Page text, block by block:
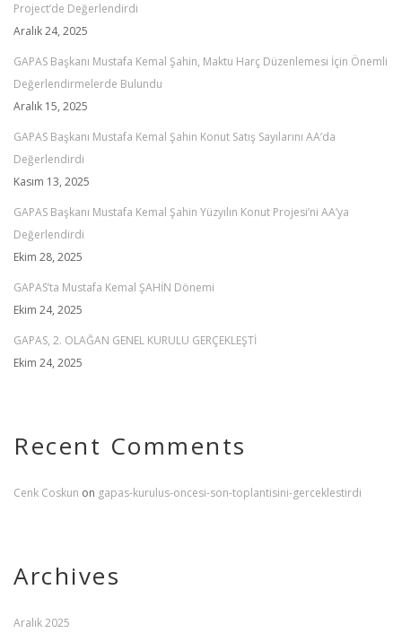
Project’de Değerlendirdi
Aralık 24, 2025
GAPAS Başkanı Mustafa Kemal Şahin, Maktu Harç Düzenlemesi İçin Önemli
Değerlendirmelerde Bulundu
Aralık 15, 2025
GAPAS Başkanı Mustafa Kemal Şahin Konut Satış Sayılarını AA’da
Değerlendirdi
Kasım 13, 2025
GAPAS Başkanı Mustafa Kemal Şahin Yüzyılın Konut Projesi’ni AA’ya
Değerlendirdi
Ekim 28, 2025
GAPAS’ta Mustafa Kemal ŞAHİN Dönemi
Ekim 24, 2025
GAPAS, 2. OLAĞAN GENEL KURULU GERÇEKLEŞTİ
Ekim 24, 2025
Recent Comments
Cenk Coskun on gapas-kurulus-oncesi-son-toplantisini-gerceklestirdi
Archives
Aralık 2025